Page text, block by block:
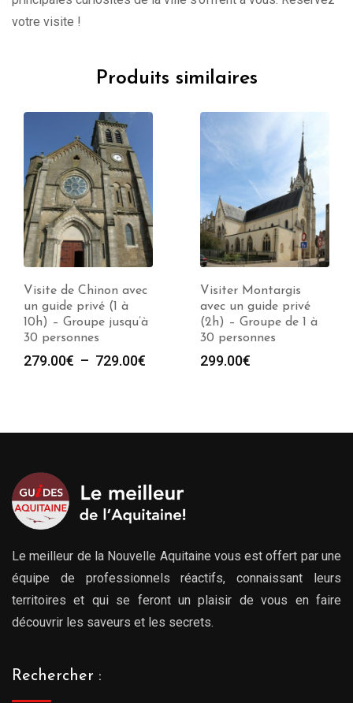
votre visite !
Produits similaires
Visiter Montargis
avec un guide privé
(2h) – Groupe de 1 à
30 personnes
299.00€
Visite de Bourges avec
un guide privé (1 à
10h) – Groupe jusqu’à
30 personnes
279.00€
à
Le meilleur de la Nouvelle Aquitaine vous est offert par une
équipe de professionnels réactifs, connaissant leurs
territoires et qui se feront un plaisir de vous en faire
découvrir les saveurs et les secrets.
Rechercher :